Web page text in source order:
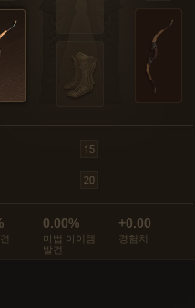
0.00%
마법 아이템
발견
+0.00
경험치